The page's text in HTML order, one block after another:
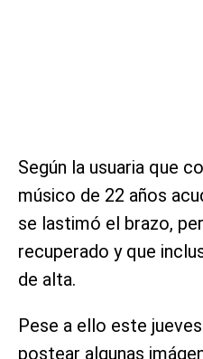
Según la usuaria que
músico de 22 años
se lastimó el brazo,
recuperado y que
de alta.
Pese a ello este
postear algunas